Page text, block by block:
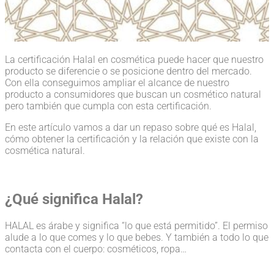
La certificación Halal en cosmética puede hacer que nuestro
producto se diferencie o se posicione dentro del mercado.
Con ella conseguimos ampliar el alcance de nuestro
producto a consumidores que buscan un cosmético natural
pero también que cumpla con esta certificación.
En este artículo vamos a dar un repaso sobre qué es Halal,
cómo obtener la certificación y la relación que existe con la
cosmética natural.
¿Qué significa Halal?
HALAL es árabe y significa “lo que está permitido”. El permiso
alude a lo que comes y lo que bebes. Y también a todo lo que
contacta con el cuerpo: cosméticos, ropa…